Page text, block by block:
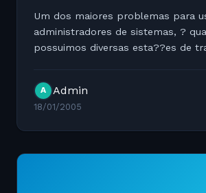
Um dos maiores problemas para
administradores de sistemas, ?
possuimos diversas esta??es de
internet em todas as esta??es,...
A Admin
18/01/2005